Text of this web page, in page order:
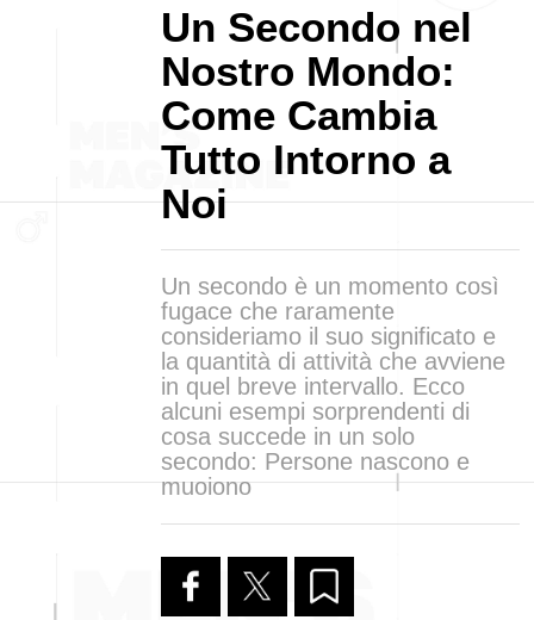
Un Secondo nel
Nostro Mondo:
Come Cambia
Tutto Intorno a
Noi
Un secondo è un momento così
fugace che raramente
consideriamo il suo significato e
la quantità di attività che avviene
in quel breve intervallo. Ecco
alcuni esempi sorprendenti di
cosa succede in un solo
secondo: Persone nascono e
muoiono